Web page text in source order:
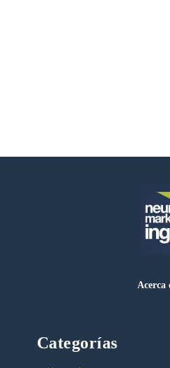
Acerca
Categorías